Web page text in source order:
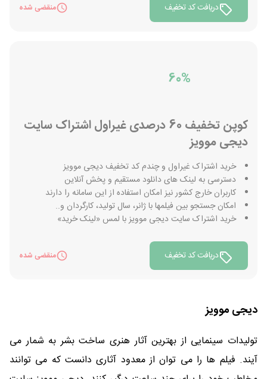
دریافت کد تخفیف منقضی شده
60%
کوپن تخفیف 60 درصدی غیراول اشتراک سایت
دیجی موویز
خرید اشتراک غیراول و چندم کد تخفیف دیجی موویز
دسترسی به لینک های دانلود مستقیم و پخش آنلاین
کاربران خارج کشور نیز امکان استفاده از این سامانه را دارند
امکان جستجو بین فیلمها با ژانر، سال تولید، کارگردان و..
خرید اشتراک سایت دیجی موویز با لمس «لینک خرید»
دریافت کد تخفیف منقضی شده
دیجی موویز
تولیدات سینمایی از بهترین آثار هنری ساخت بشر به شمار می
آیند. فیلم ها را می توان از معدود آثاری دانست که می توانند